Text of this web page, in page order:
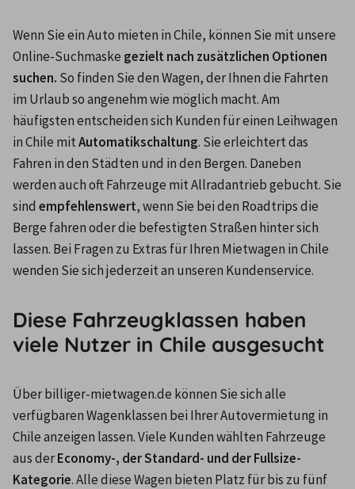
Wenn Sie ein Auto mieten in Chile, können Sie mit unsere
Online-Suchmaske gezielt nach zusätzlichen Optionen
suchen. So finden Sie den Wagen, der Ihnen die Fahrten
im Urlaub so angenehm wie möglich macht. Am
häufigsten entscheiden sich Kunden für einen Leihwagen
in Chile mit Automatikschaltung. Sie erleichtert das
Fahren in den Städten und in den Bergen. Daneben
werden auch oft Fahrzeuge mit Allradantrieb gebucht. Sie
sind empfehlenswert, wenn Sie bei den Roadtrips die
Berge fahren oder die befestigten Straßen hinter sich
lassen. Bei Fragen zu Extras für Ihren Mietwagen in Chile
wenden Sie sich jederzeit an unseren Kundenservice.
Diese Fahrzeugklassen haben
viele Nutzer in Chile ausgesucht
Über billiger-mietwagen.de können Sie sich alle
verfügbaren Wagenklassen bei Ihrer Autovermietung in
Chile anzeigen lassen. Viele Kunden wählten Fahrzeuge
aus der Economy-, der Standard- und der Fullsize-
Kategorie. Alle diese Wagen bieten Platz für bis zu fünf